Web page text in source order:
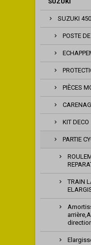
SUZUKI
POSTE
PIÈCES
KIT DECO
PARTIE
TRAIN